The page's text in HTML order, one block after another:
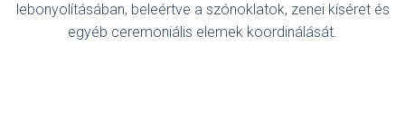
lebonyolításában, beleértve a szónoklatok, zenei kíséret és
egyéb ceremoniális elemek koordinálását.